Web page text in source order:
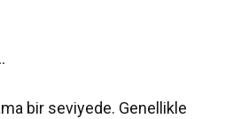
bir seviyede. Genellikle